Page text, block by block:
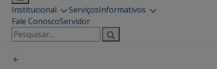
Institucional ServiçosInformativos
Fale ConoscoServidor
Pesquisar
por: